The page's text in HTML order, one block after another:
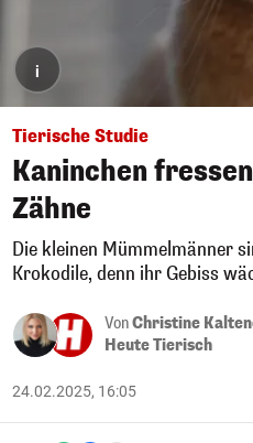
i
Tierische Studie
Kaninchen
Zähne
Die kleinen Mümmelmänner
Krokodile, denn ihr Gebiss
VonChristine
Heute Tierisch
24.02.2025, 16:05